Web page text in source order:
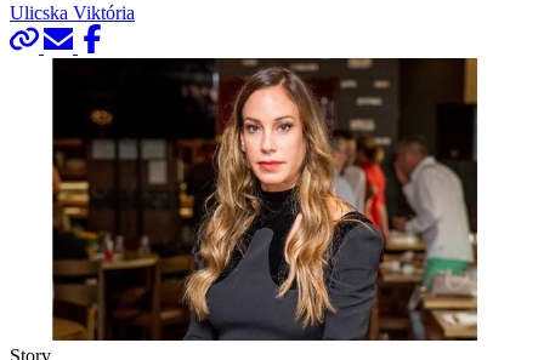
Ulicska Viktória
Story